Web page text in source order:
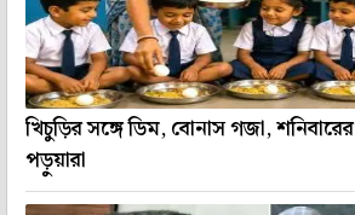
খিচুড়ির সঙ্গে ডিম, বোনাস গজা,
পড়ুয়ারা